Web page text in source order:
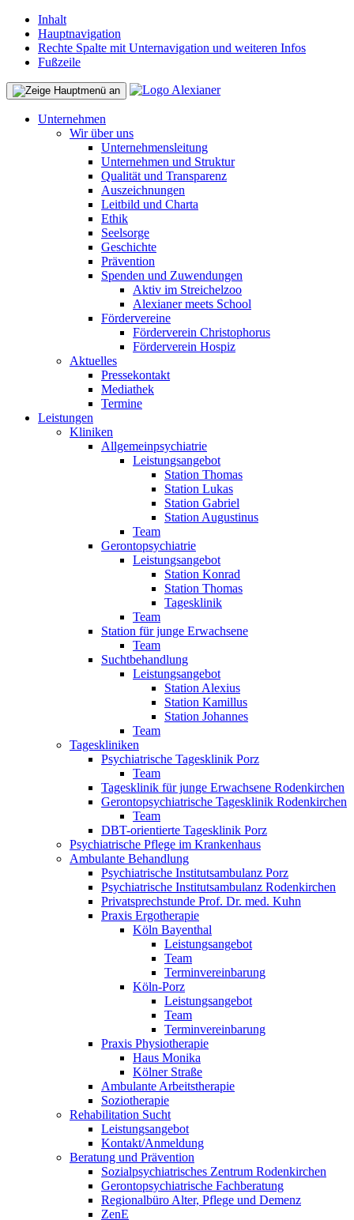
Inhalt
Hauptnavigation
Rechte Spalte mit Unternavigation und weiteren Infos
Fußzeile
Unternehmen
Wir über uns
Unternehmensleitung
Unternehmen und Struktur
Qualität und Transparenz
Auszeichnungen
Leitbild und Charta
Ethik
Seelsorge
Geschichte
Prävention
Spenden und Zuwendungen
Aktiv im Streichelzoo
Alexianer meets School
Fördervereine
Förderverein Christophorus
Förderverein Hospiz
Aktuelles
Pressekontakt
Mediathek
Termine
Leistungen
Kliniken
Allgemeinpsychiatrie
Leistungsangebot
Station Thomas
Station Lukas
Station Gabriel
Station Augustinus
Team
Gerontopsychiatrie
Leistungsangebot
Station Konrad
Station Thomas
Tagesklinik
Team
Station für junge Erwachsene
Team
Suchtbehandlung
Leistungsangebot
Station Alexius
Station Kamillus
Station Johannes
Team
Tageskliniken
Psychiatrische Tagesklinik Porz
Team
Tagesklinik für junge Erwachsene Rodenkirchen
Gerontopsychiatrische Tagesklinik Rodenkirchen
Team
DBT-orientierte Tagesklinik Porz
Psychiatrische Pflege im Krankenhaus
Ambulante Behandlung
Psychiatrische Institutsambulanz Porz
Psychiatrische Institutsambulanz Rodenkirchen
Privatsprechstunde Prof. Dr. med. Kuhn
Praxis Ergotherapie
Köln Bayenthal
Leistungsangebot
Team
Terminvereinbarung
Köln-Porz
Leistungsangebot
Team
Terminvereinbarung
Praxis Physiotherapie
Haus Monika
Kölner Straße
Ambulante Arbeitstherapie
Soziotherapie
Rehabilitation Sucht
Leistungsangebot
Kontakt/Anmeldung
Beratung und Prävention
Sozialpsychiatrisches Zentrum Rodenkirchen
Gerontopsychiatrische Fachberatung
Regionalbüro Alter, Pflege und Demenz
ZenE